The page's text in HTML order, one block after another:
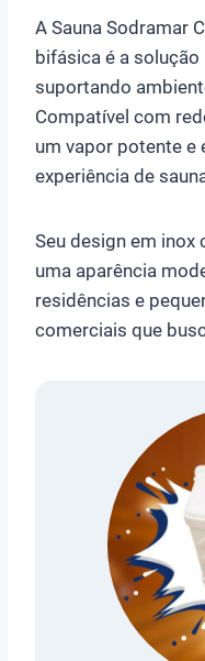
A Sauna Sodramar
bifásica é a
suportando
Compatível com
um vapor potente e
experiência de
Seu design em
uma aparência
residências e
comerciais que